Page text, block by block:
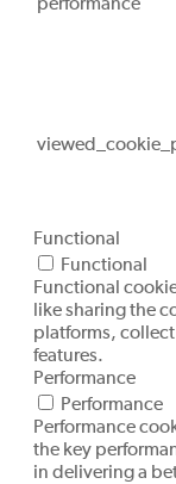
performance
Functional
Functional
Functional
like sharing the
platforms,
features.
Performance
Performance
Performance
the key
in delivering a